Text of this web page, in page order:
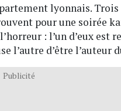
lyonnais.
pour une soirée
: l’un d’eux est
l’autre d’être l’auteur
Publicité